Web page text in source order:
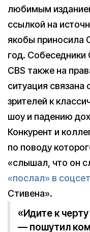
любимым
ссылкой на
якобы приносила
год. Собеседники
CBS также на
ситуация
зрителей к
шоу и падению
Конкурент и
по поводу
«слышал, что он
«послал» в
Стивена».
«Идите к
— пошутил